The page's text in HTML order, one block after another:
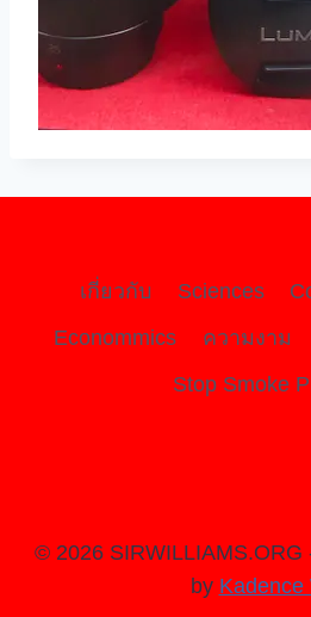
เกี่ยวกับ Sciences
Econommics
ความงาม
Stop Smoke
© 2026 SIRWILLIAMS.ORG
by Kadence